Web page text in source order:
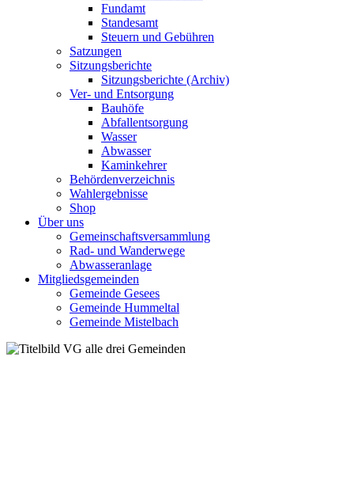
Fundamt
Standesamt
Steuern und Gebühren
Satzungen
Sitzungsberichte
Sitzungsberichte (Archiv)
Ver- und Entsorgung
Bauhöfe
Abfallentsorgung
Wasser
Abwasser
Kaminkehrer
Behördenverzeichnis
Wahlergebnisse
Shop
Über uns
Gemeinschaftsversammlung
Rad- und Wanderwege
Abwasseranlage
Mitgliedsgemeinden
Gemeinde Gesees
Gemeinde Hummeltal
Gemeinde Mistelbach